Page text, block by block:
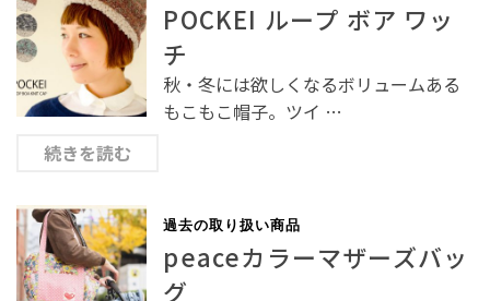
POCKEI ループ ボア ワッ
チ
秋・冬には欲しくなるボリュームある
もこもこ帽子。ツイ …
続きを読む
過去の取り扱い商品
peaceカラーマザーズバッ
グ